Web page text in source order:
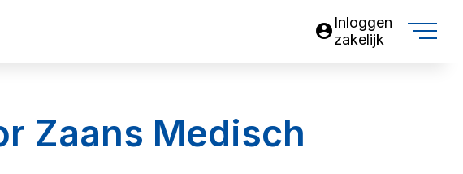
account_circleInloggen
zakelijk
Zaans Medisch